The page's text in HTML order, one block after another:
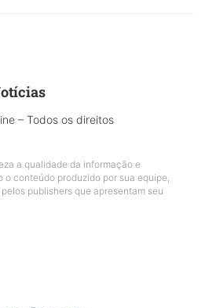
– Todos os direitos
a qualidade da informação e
conteúdo produzido por sua equipe,
publishers que apresentam seu